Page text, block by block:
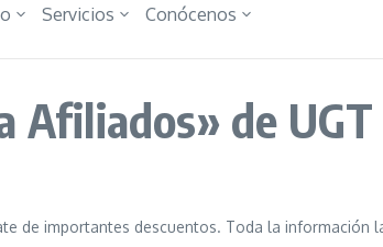
Servicios Conócenos
Afiliados» de
de importantes descuentos. Toda la información